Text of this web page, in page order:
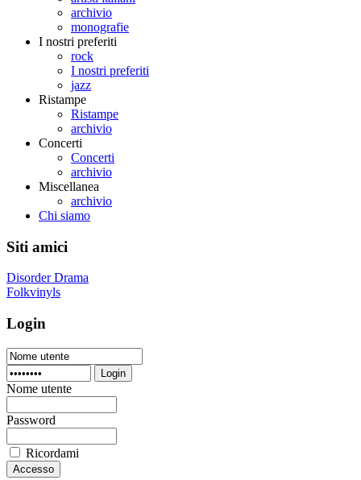
archivio
monografie
I nostri preferiti
rock
I nostri preferiti
jazz
Ristampe
Ristampe
archivio
Concerti
Concerti
archivio
Miscellanea
archivio
Chi siamo
Siti amici
Disorder Drama
Folkvinyls
Login
Login
Nome utente
Password
Ricordami